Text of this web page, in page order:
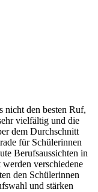
nicht den besten Ruf,
vielfältig und die
dem Durchschnitt
für Schülerinnen
Berufsaussichten in
verschiedene
den Schülerinnen
und stärken